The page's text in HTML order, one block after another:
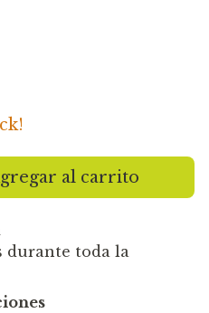
durante toda la